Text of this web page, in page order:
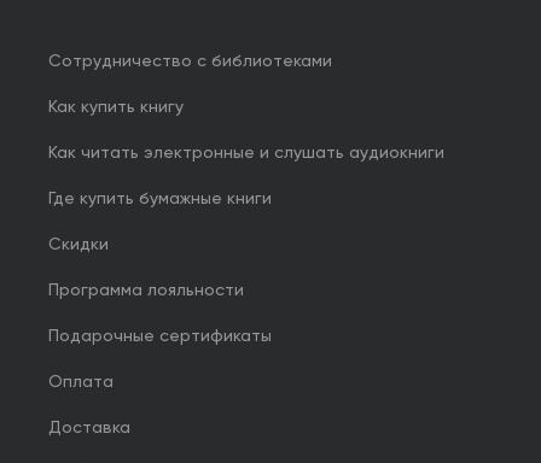
Сотрудничество с библиотеками
Как купить книгу
Как читать электронные и слушать аудиокниги
Где купить бумажные книги
Скидки
Программа лояльности
Подарочные сертификаты
Оплата
Доставка